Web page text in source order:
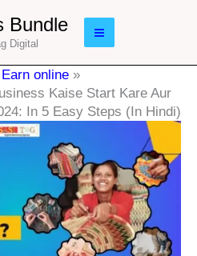
Bundle
Digital
Main
Menu
Earn online
Kaise Start Kare Aur
In 5 Easy Steps (In Hindi)